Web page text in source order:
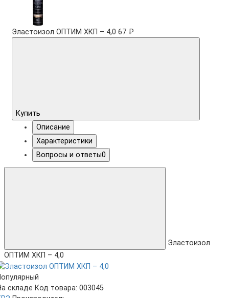
Эластоизол ОПТИМ ХКП – 4,0 67 ₽
Купить
Описание
Характеристики
Вопросы и ответы0
Эластоизол
ОПТИМ ХКП – 4,0
складе Код товара: 003045